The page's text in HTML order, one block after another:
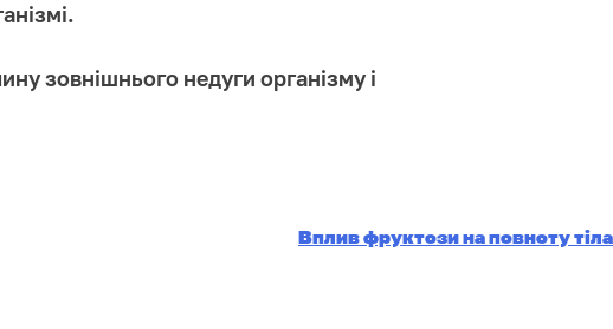
зовнішнього недуги організму і
Вплив фруктози на повноту тіла